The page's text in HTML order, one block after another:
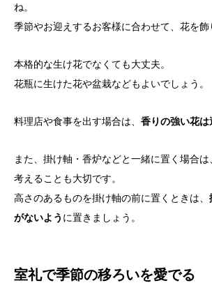
ね。
季節やお迎えするお客様に合わせて、花を飾
本格的な生け花でなくても大丈夫。
花瓶に生けた花や盆栽などもよいでしょう。
料理店や食事を出す場合は、 香りの強い花は
また、掛け軸・香炉などと一緒に置く場合
考えることも大切です。
高さのあるものを掛け軸の前に置くときは、
がないよう に置きましょう。
室礼で季節の移ろいを愛でる